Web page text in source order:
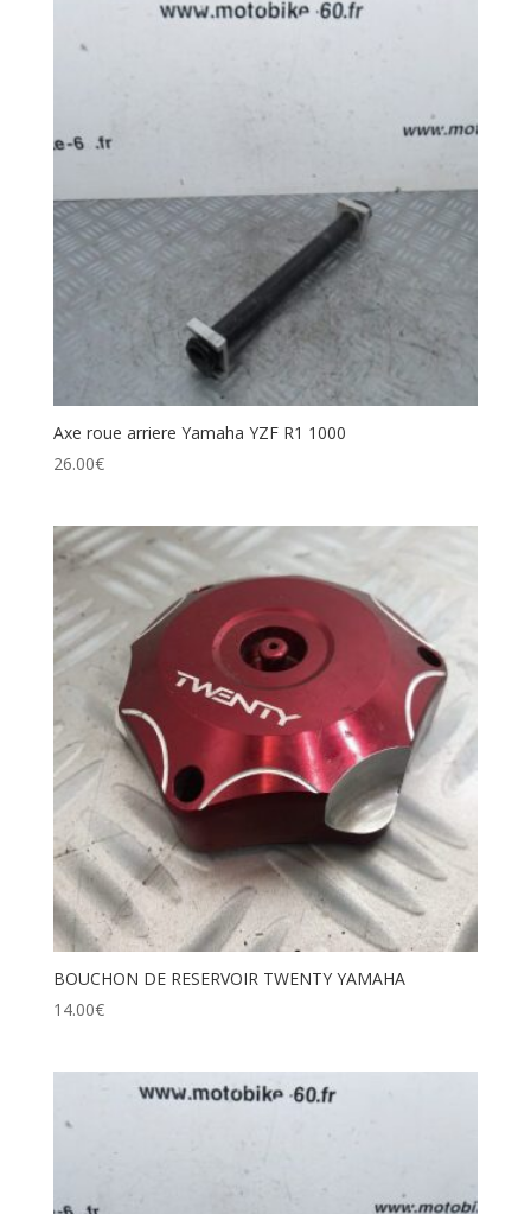
Axe roue arriere Yamaha YZF R1 1000
26.00€
BOUCHON DE RESERVOIR TWENTY YAMAHA
14.00€